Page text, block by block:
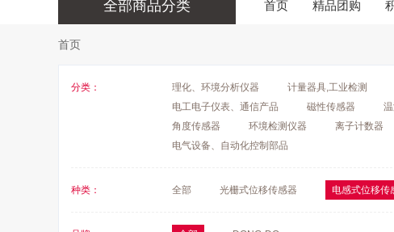
全部商品分类 首页 精品团购
首页
分类： 理化、环境分析仪器 计量器具,工业检测
电工电子仪表、通信产品
磁性传感器
角度传感器
环境检测仪器 离子计数器
电气设备、自动化控制部品
种类： 全部 光栅式位移传感器 电感式位移传